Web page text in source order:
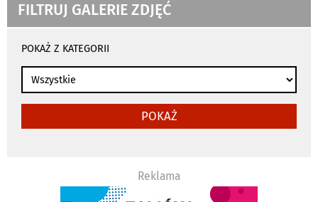
FILTRUJ GALERIE ZDJĘĆ
wyszukiwania
automatycznie
POKAŻ Z KATEGORII
POKAŻ
Reklama